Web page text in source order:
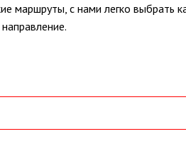
маршруты, с нами легко выбрать